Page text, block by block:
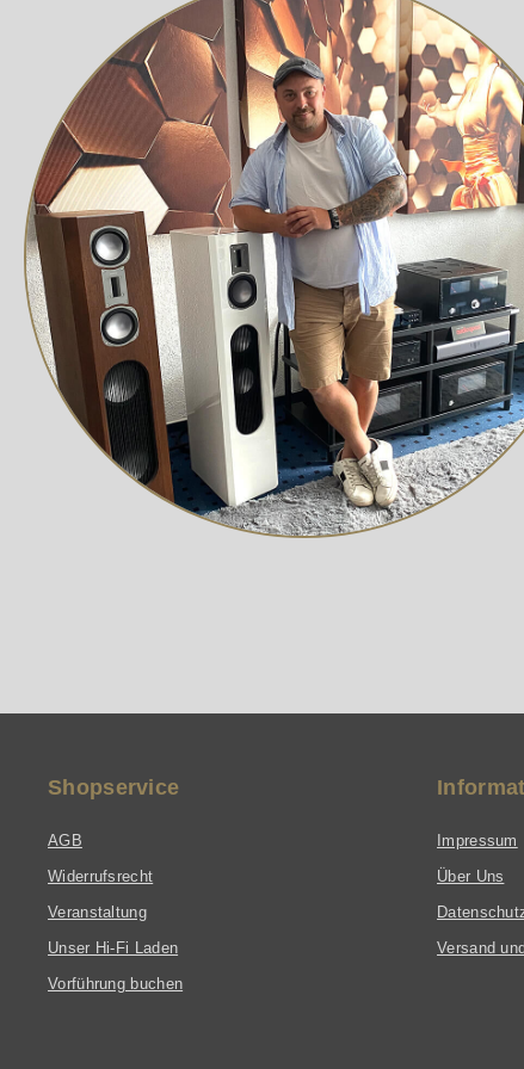
Shopservice
AGB
Widerrufsrecht
Veranstaltung
Unser Hi-Fi Laden
Vorführung buchen
Impressum
Über Uns
Versand